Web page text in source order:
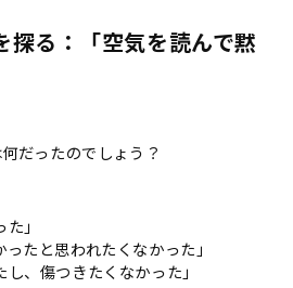
探る：「空気を読んで黙
だったのでしょう？
」
ったと思われたくなかった」
し、傷つきたくなかった」